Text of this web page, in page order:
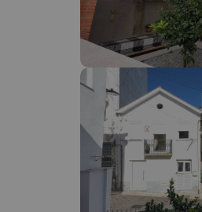
Oops, wir haben
Es sieht so aus,